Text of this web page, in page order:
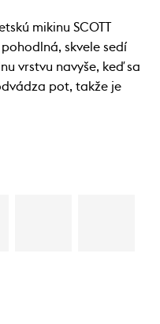
mikinu SCOTT
skvele sedí
vrstvu navyše, keď sa
pot, takže je